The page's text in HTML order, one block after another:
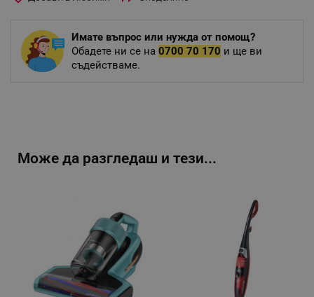
Имате въпрос или нужда от помощ?
Обадете ни се на 0700 70 170 и ще ви
съдействаме.
Може да разгледаш и тези...